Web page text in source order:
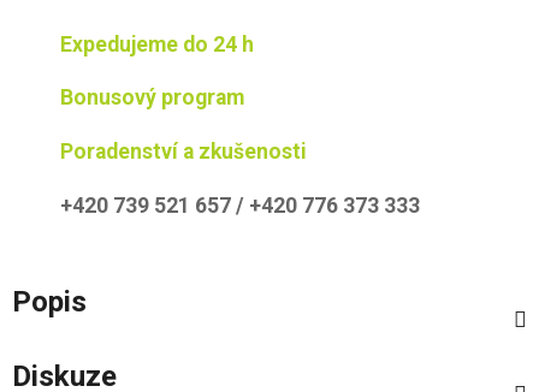
Expedujeme do 24 h
Bonusový program
Poradenství a zkušenosti
+420 739 521 657 / +420 776 373 333
Popis
Diskuze